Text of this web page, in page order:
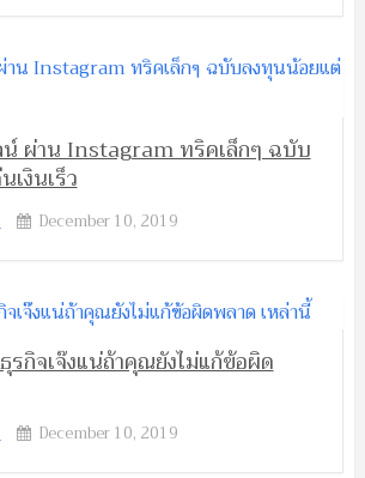
น์ ผ่าน Instagram ทริคเล็กๆ ฉบับ
งินเร็ว
December 10, 2019
รกิจเจ๊งแน่ถ้าคุณยังไม่แก้ข้อผิด
December 10, 2019